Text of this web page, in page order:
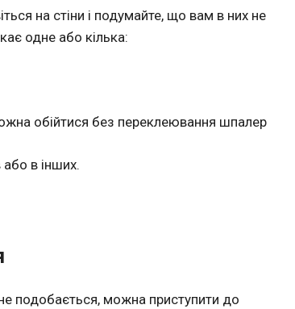
на стіни і подумайте, що вам в них не
одне або кілька:
обійтися без переклеювання шпалер
або в інших.
подобається, можна приступити до